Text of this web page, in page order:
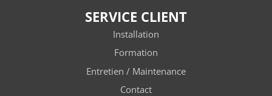
SERVICE CLIENT
Installation
Formation
Entretien / Maintenance
Contact